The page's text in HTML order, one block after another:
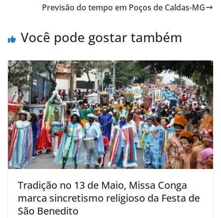
Previsão do tempo em Poços de Caldas-MG
Você pode gostar também
Tradição no 13 de Maio, Missa Conga
marca sincretismo religioso da Festa de
São Benedito